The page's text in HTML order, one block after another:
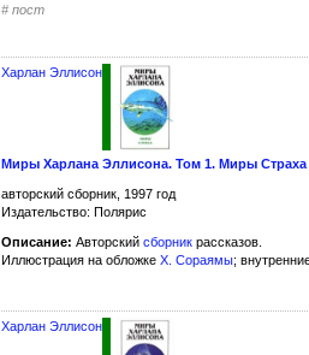
#пост
Харлан Эллисон
Миры Харлана Эллисона. Том 1. Миры Страха
авторский сборник, 1997 год
Издательство: Полярис
Описание: Авторскийсборник рассказов.
Иллюстрация на обложкеХ. Сораямы;
Харлан Эллисон